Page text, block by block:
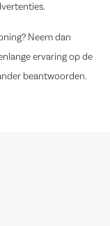
Neem dan
ervaring op de
beantwoorden.